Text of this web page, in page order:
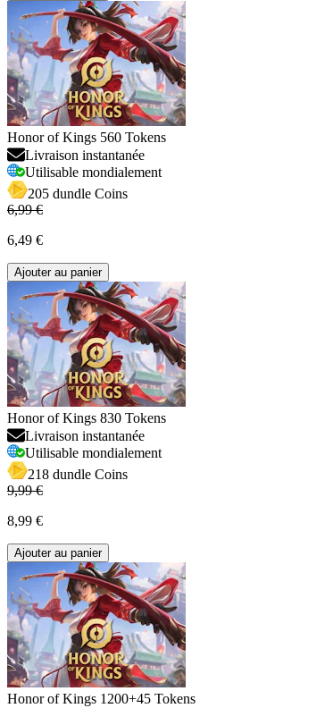
Honor of Kings 560 Tokens
Livraison instantanée
Utilisable mondialement
205 dundle Coins
6,99 €
6,49 €
Ajouter au panier
Honor of Kings 830 Tokens
Livraison instantanée
Utilisable mondialement
218 dundle Coins
9,99 €
8,99 €
Ajouter au panier
Honor of Kings 1200+45 Tokens